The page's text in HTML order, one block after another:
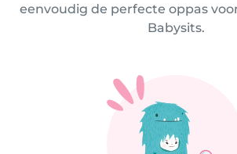
eenvoudig de perfecte oppas
Babysits.